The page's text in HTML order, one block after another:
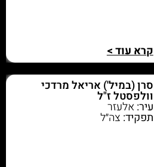
קרא עוד >
סרן (במיל') אריאל מרדכי
וולפסטל ז"ל
עיר: אלעזר
תפקיד: צה״ל